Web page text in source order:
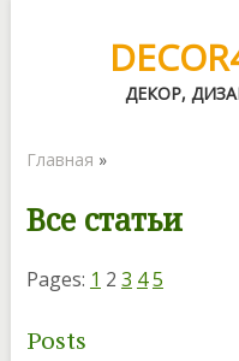
ДЕКОР,
Главная »
Все статьи
Pages: 1 2 3 45
Posts